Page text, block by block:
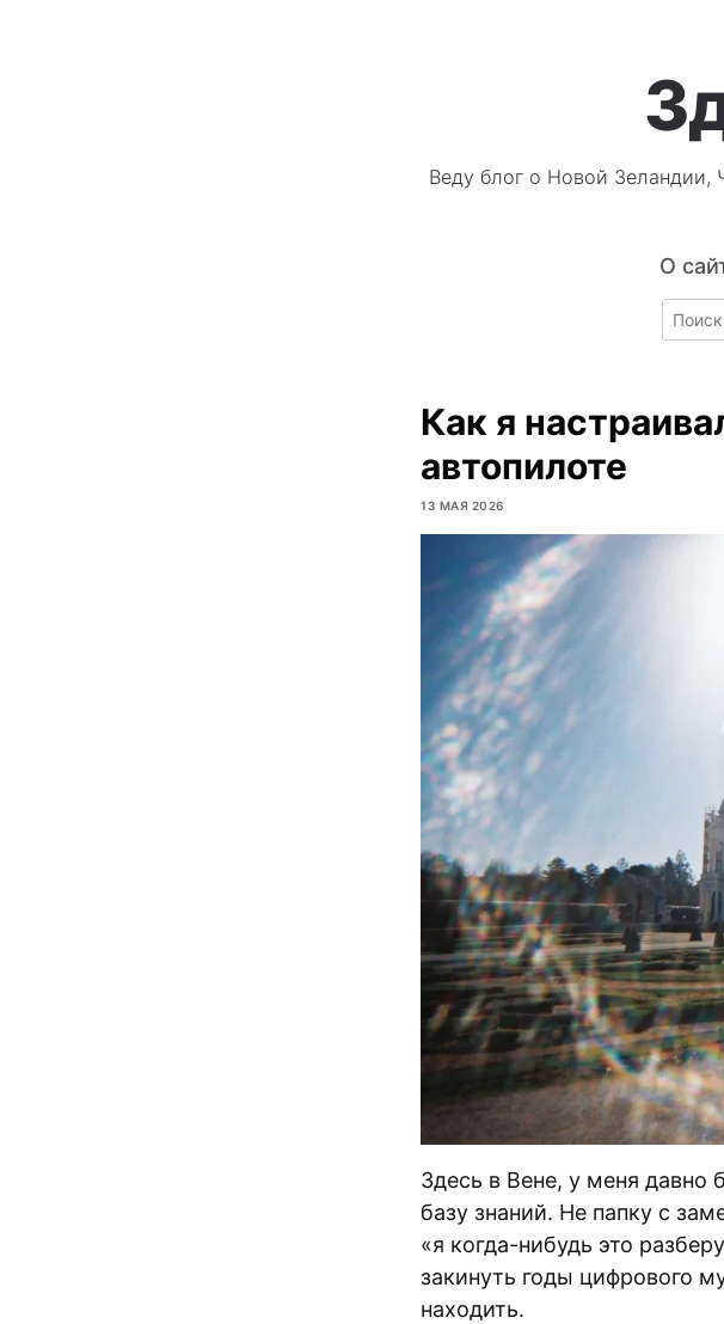
Веду блог о Новой
О
Search
for:
Как я
автопилоте
13 МАЯ 2026
Здесь в Вене, у меня
базу знаний. Не папку с
«я когда-нибудь это
закинуть годы цифрового
находить.